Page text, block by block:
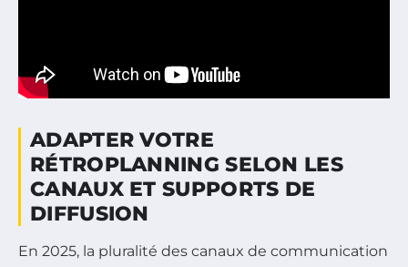
ADAPTER VOTRE
RÉTROPLANNING SELON LES
CANAUX ET SUPPORTS DE
DIFFUSION
En 2025, la pluralité des canaux de communication